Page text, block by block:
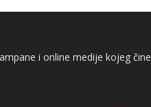
i online medije kojeg čine